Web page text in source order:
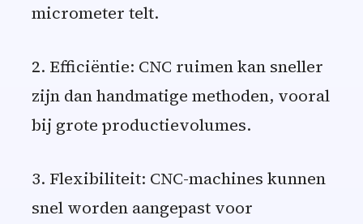
micrometer telt.
2. Efficiëntie: CNC ruimen kan sneller
zijn dan handmatige methoden, vooral
bij grote productievolumes.
3. Flexibiliteit: CNC-machines kunnen
snel worden aangepast voor